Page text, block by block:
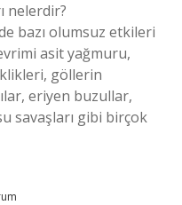
nelerdir?
bazı olumsuz etkileri
asit yağmuru,
göllerin
eriyen buzullar,
savaşları gibi birçok